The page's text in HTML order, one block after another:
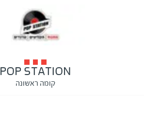
POP STATION
קומה ראשונה